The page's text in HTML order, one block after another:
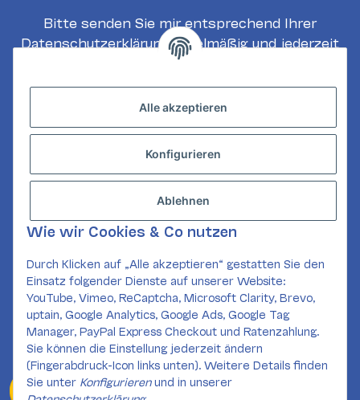
Bitte senden Sie mir entsprechend Ihrer
Datenschutzerklärungregelmäßig und jederzeit
widerruflich Informationen zu Ihrem
GESETZLICHE INFORMATIONEN
KONTAKT
SOCIAL MEDIA
Widerrufsformular
Alle akzeptieren
Konfigurieren
Ablehnen
Wie wir Cookies & Co nutzen
Durch Klicken auf „Alle akzeptieren“ gestatten Sie den
Einsatz folgender Dienste auf unserer Website:
YouTube, Vimeo, ReCaptcha, Microsoft Clarity, Brevo,
uptain, Google Analytics, Google Ads, Google Tag
Manager, PayPal Express Checkout und Ratenzahlung.
Sie können die Einstellung jederzeit ändern
(Fingerabdruck-Icon links unten). Weitere Details finden
Sie unter Konfigurierenund in unserer